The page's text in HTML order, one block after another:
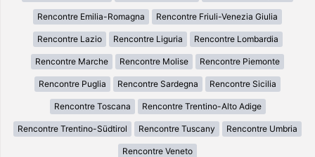
Rencontre Emilia-Romagna Rencontre Friuli-Venezia Giulia
Rencontre Lazio Rencontre Liguria Rencontre Lombardia
Rencontre Marche Rencontre Molise Rencontre Piemonte
Rencontre Puglia Rencontre Sardegna Rencontre Sicilia
Rencontre Toscana Rencontre Trentino-Alto Adige
Rencontre Trentino-Südtirol Rencontre Tuscany Rencontre Umbria
Rencontre Veneto